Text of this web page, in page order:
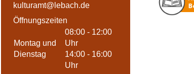
kulturamt@ lebach.de
Öffnungszeiten
Montag und
Dienstag
08:00 - 12:00
Uhr
14:00 - 16:00
Uhr